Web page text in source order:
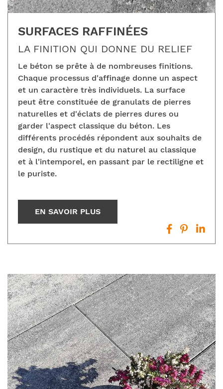
SURFACES RAFFINÉES
LA FINITION QUI DONNE DU RELIEF
Le béton se prête à de nombreuses finitions.
Chaque processus d'affinage donne un aspect
et un caractère très individuels. La surface
peut être constituée de granulats de pierres
naturelles et d'éclats de pierres dures ou
garder l'aspect classique du béton. Les
différents procédés répondent aux souhaits de
design, du rustique et du naturel au classique
et à l'intemporel, en passant par le rectiligne et
le puriste.
EN SAVOIR PLUS